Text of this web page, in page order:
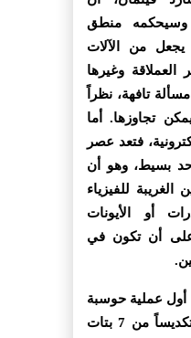
وسيحكمه منطق
يجعل من الآلات
العملاقة وغيرها
تافهة، نظراً
تجاوزها. أما
فتعد عصر
بسيط، وهو أن
الغريبة للفيزياء
أو الأيونات
على أن تكون في
أجريت أول عملية حوسبة
كمومية، حيث وضع العلماء تكديساً من 7 بتات